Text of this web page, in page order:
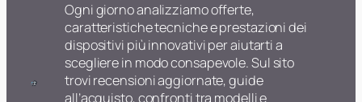
Ogni giorno analizziamo offerte,
caratteristiche tecniche e prestazioni dei
dispositivi più innovativi per aiutarti a
scegliere in modo consapevole. Sul sito
trovi recensioni aggiornate, guide
all’acquisto, confronti tra modelli e